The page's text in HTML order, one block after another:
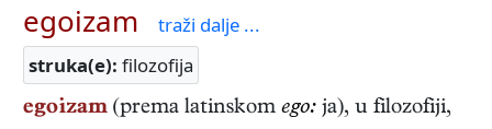
egoizam
traži dalje ...
struka(e): filozofija
egoizam (prema latinskom ego: ja), u filozofiji,